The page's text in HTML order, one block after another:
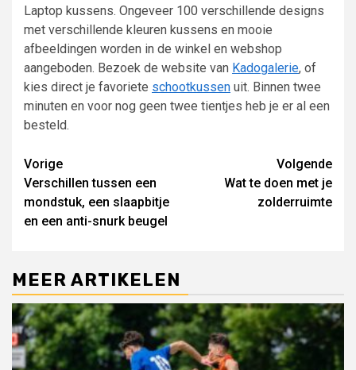
Laptop kussens. Ongeveer 100 verschillende designs
met verschillende kleuren kussens en mooie
afbeeldingen worden in de winkel en webshop
aangeboden. Bezoek de website van Kadogalerie, of
kies direct je favoriete schootkussen uit. Binnen twee
minuten en voor nog geen twee tientjes heb je er al een
besteld.
Lees
verder
Vorige
Verschillen tussen een
mondstuk, een slaapbitje
en een anti-snurk beugel
Volgende
Wat te doen met je
zolderruimte
MEER ARTIKELEN